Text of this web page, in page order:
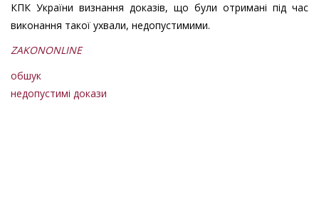
КПК України визнання доказів, що були отримані під час
виконання такої ухвали, недопустимими.
ZAKONONLINE
обшук
недопустимі докази